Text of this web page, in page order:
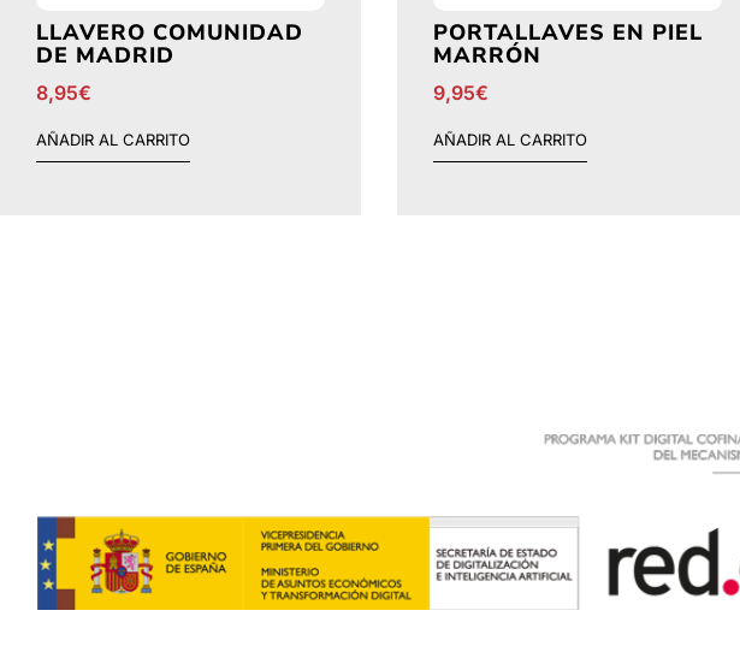
LLAVERO COMUNIDAD
DE MADRID
8,95€
AÑADIR AL CARRITO
PORTALLAVES EN PIEL
MARRÓN
9,95€
AÑADIR AL CARRITO